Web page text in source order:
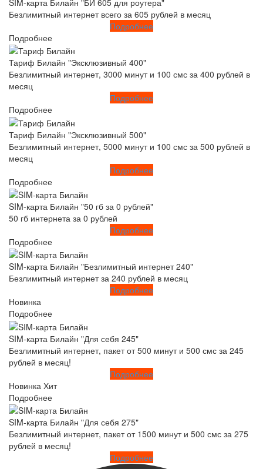
Безлимитный интернет всего за 605 рублей в месяц
Подробнее
Подробнее
Тариф Билайн "Эксклюзивный 400"
Безлимитный интернет, 3000 минут и 100 смс за 400 рублей в
месяц
Подробнее
Подробнее
Тариф Билайн "Эксклюзивный 500"
Безлимитный интернет, 5000 минут и 100 смс за 500 рублей в
месяц
Подробнее
Подробнее
SIM-карта Билайн "50 гб за 0 рублей"
50 гб интернета за 0 рублей
Подробнее
Подробнее
SIM-карта Билайн "Безлимитный интернет 240"
Безлимитный интернет за 240 рублей в месяц
Подробнее
Новинка
Подробнее
SIM-карта Билайн "Для себя 245"
Безлимитный интернет, пакет от 500 минут и 500 смс за 245
рублей в месяц!
Подробнее
Новинка Хит
Подробнее
SIM-карта Билайн "Для себя 275"
Безлимитный интернет, пакет от 1500 минут и 500 смс за 275
рублей в месяц!
Подробнее